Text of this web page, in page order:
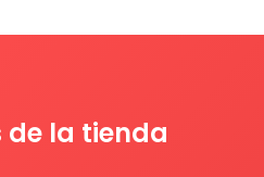
la tienda